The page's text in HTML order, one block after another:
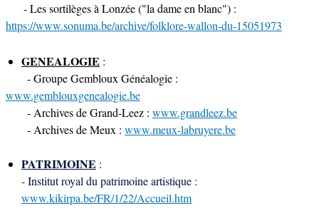
-Les sortilèges à Lonzée ("la dame en blanc") :
https://www.sonuma.be/archive/folklore-wallon-du-15051973
GENEALOGIE :
- Groupe Gembloux Généalogie :
www.gemblouxgenealogie.be
- Archives de Grand-Leez : www.grandleez.be
- Archives de Meux : www.meux-labruyere.be
PATRIMOINE :
- Institut royal du patrimoine artistique :
www.kikirpa.be/FR/1/22/Accueil.htm